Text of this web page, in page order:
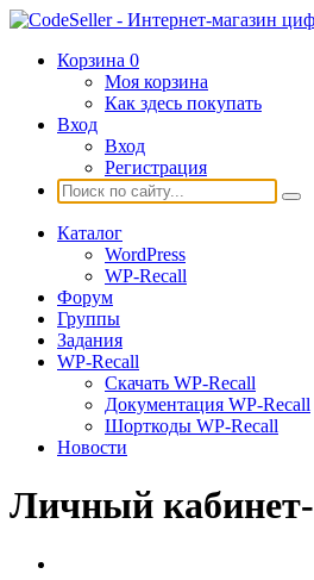
Корзина 0
Моя корзина
Как здесь покупать
Вход
Вход
Регистрация
Каталог
WordPress
WP-Recall
Форум
Группы
Задания
WP-Recall
Скачать WP-Recall
Документация WP-Recall
Шорткоды WP-Recall
Новости
Личный